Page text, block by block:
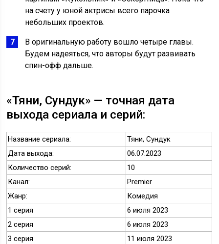
на счету у юной актрисы всего парочка
небольших проектов.
В оригинальную работу вошло четыре главы.
Будем надеяться, что авторы будут развивать
спин-офф дальше.
«Тяни, Сундук» — точная дата
выхода сериала и серий:
Название сериала:
Тяни, Сундук
Дата выхода:
06.07.2023
Количество серий:
10
Канал:
Premier
Жанр:
Комедия
1 серия
6 июля 2023
2 серия
6 июля 2023
3 серия
11 июля 2023